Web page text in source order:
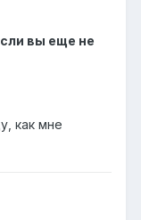
вы еще не
как мне